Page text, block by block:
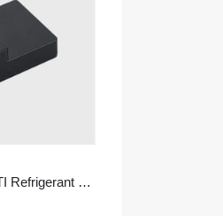
ZRT512C-R454B-4-TI Refrigerant Sensor Module | NDIR Technology for HVAC & Industrial Safety Monitoring